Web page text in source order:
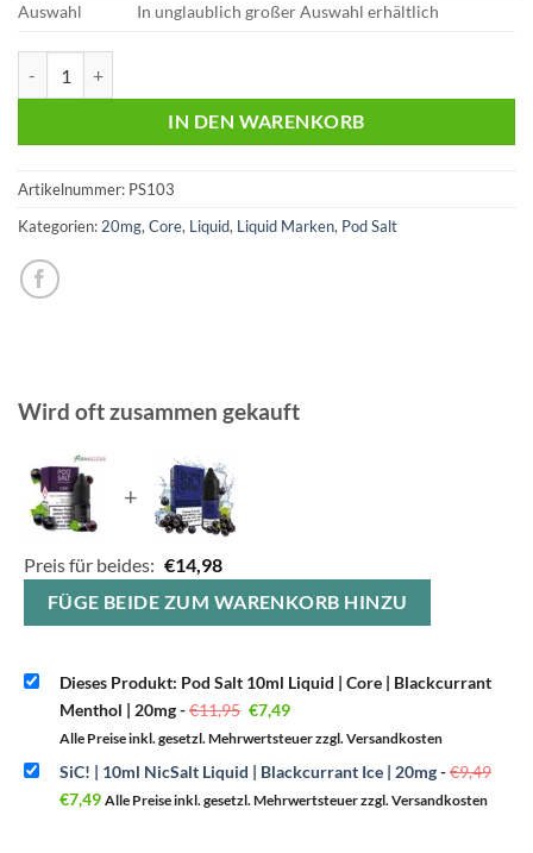
Auswahl
In unglaublich großer Auswahl erhältlich
IN DEN WARENKORB
Artikelnummer: PS103
Kategorien: 20mg, Core, Liquid, Liquid Marken, Pod Salt
Wird oft zusammen gekauft
+
Preis für beides: €14,98
FÜGE BEIDE ZUM WARENKORB HINZU
Dieses Produkt: Pod Salt 10ml Liquid | Core | Blackcurrant
Menthol | 20mg-€11,95 Ursprünglicher
Preis
war:
€7,49Aktueller
ist:
€7,49.
Alle Preise inkl. gesetzl. Mehrwertsteuer zzgl. Versandkosten
SiC! | 10ml NicSalt Liquid | Blackcurrant Ice | 20mg-€9,49
€7,49Aktueller
Preis
Alle Preise inkl. gesetzl. Mehrwertsteuer zzgl. Versandkosten